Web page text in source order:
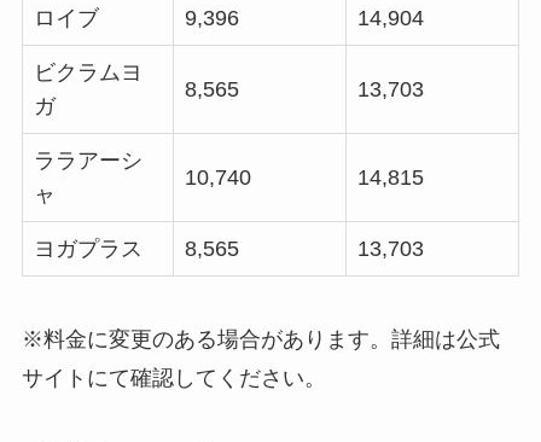
ロイブ 9,396 14,904
ビクラムヨ
ガ
8,565 13,703
ララアーシ
ャ
10,740 14,815
ヨガプラス 8,565 13,703
※料金に変更のある場合があります。詳細は公式
サイトにて確認してください。